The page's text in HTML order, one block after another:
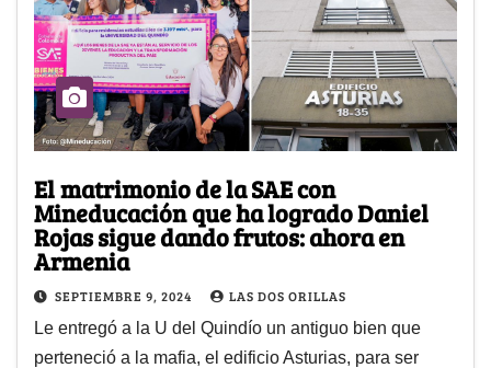
El matrimonio de la SAE con
Mineducación que ha logrado Daniel
Rojas sigue dando frutos: ahora en
Armenia
SEPTIEMBRE 9, 2024 LAS DOS ORILLAS
Le entregó a la U del Quindío un antiguo bien que
perteneció a la mafia, el edificio Asturias, para ser